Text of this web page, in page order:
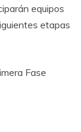
equipos
etapas
Fase